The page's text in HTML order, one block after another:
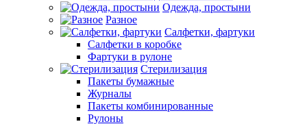
Одежда, простыни
Разное
Салфетки, фартуки
Салфетки в коробке
Фартуки в рулоне
Стерилизация
Пакеты бумажные
Журналы
Пакеты комбинированные
Рулоны